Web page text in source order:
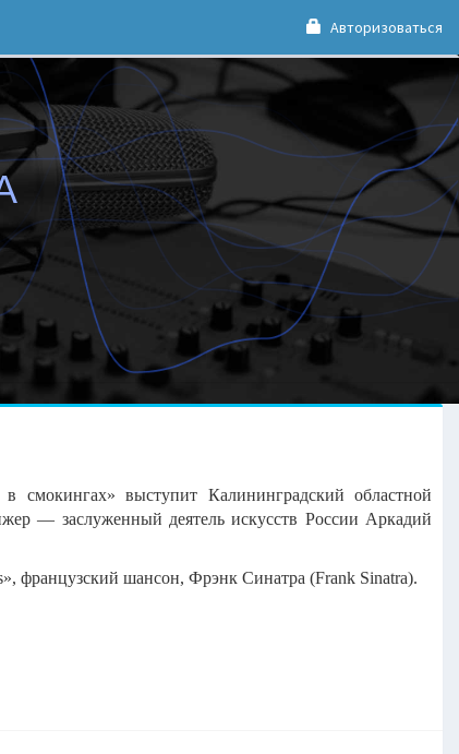
Авторизоваться
выступит Калининградский областной
— заслуженный деятель искусств России Аркадий
французский шансон, Фрэнк Синатра (Frank Sinatra).